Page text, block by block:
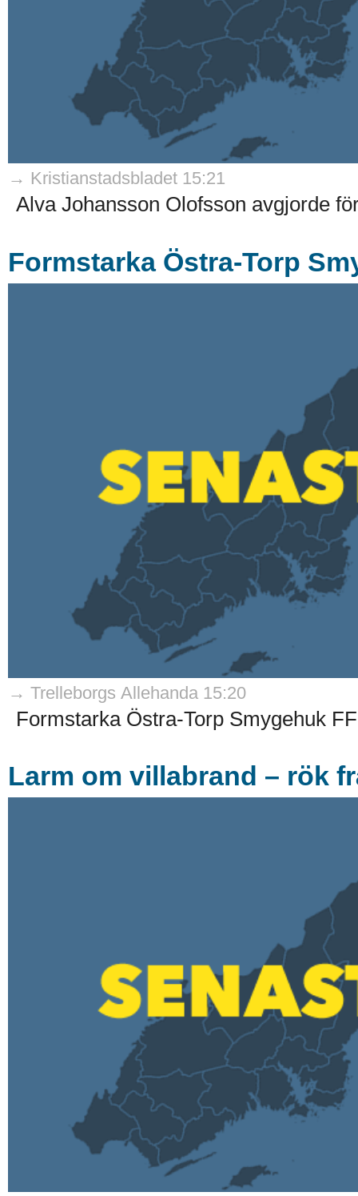
→ Kristianstadsbladet 15:21
Alva Johansson Olofsson avgjorde
Formstarka Östra-Torp
→ Trelleborgs Allehanda 15:20
Formstarka Östra-Torp Smygehuk
Larm om villabrand – rök